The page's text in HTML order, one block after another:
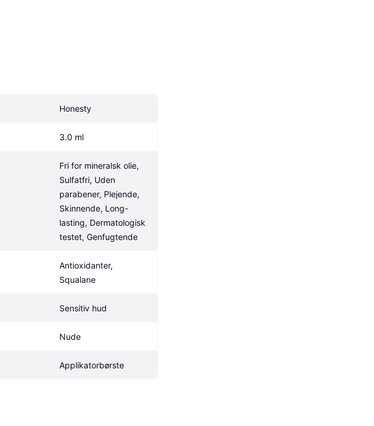
Honesty
3.0 ml
Fri for mineralsk olie,
Sulfatfri, Uden
parabener, Plejende,
Skinnende, Long-
lasting, Dermatologisk
testet, Genfugtende
Antioxidanter,
Squalane
Sensitiv hud
Nude
Applikatorbørste